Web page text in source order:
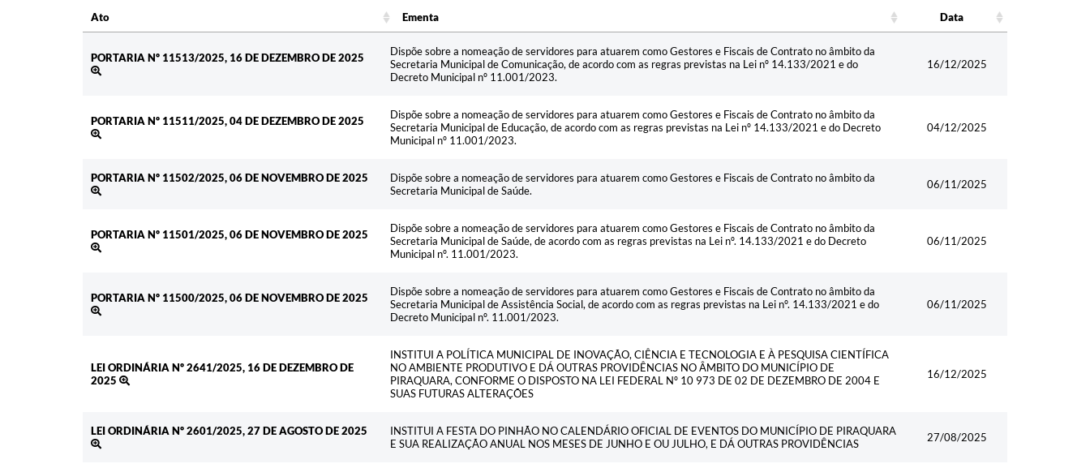
Ato Ementa
Data
PORTARIA Nº 11513/2025, 16 DE DEZEMBRO DE 2025
Dispõe sobre a nomeação de servidores para atuarem como Gestores e Fiscais de Contrato no âmbito da
Secretaria Municipal de Comunicação, de acordo com as regras previstas na Lei nº 14.133/2021 e do
Decreto Municipal nº 11.001/2023.
16/12/2025
PORTARIA Nº 11511/2025, 04 DE DEZEMBRO DE 2025
Dispõe sobre a nomeação de servidores para atuarem como Gestores e Fiscais de Contrato no âmbito da
Secretaria Municipal de Educação, de acordo com as regras previstas na Lei nº 14.133/2021 e do Decreto
Municipal nº 11.001/2023.
04/12/2025
PORTARIA Nº 11502/2025, 06 DE NOVEMBRO DE 2025
Dispõe sobre a nomeação de servidores para atuarem como Gestores e Fiscais de Contrato no âmbito da
Secretaria Municipal de Saúde.
06/11/2025
PORTARIA Nº 11501/2025, 06 DE NOVEMBRO DE 2025
Dispõe sobre a nomeação de servidores para atuarem como Gestores e Fiscais de Contrato no âmbito da
Secretaria Municipal de Saúde, de acordo com as regras previstas na Lei nº. 14.133/2021 e do Decreto
Municipal nº. 11.001/2023.
06/11/2025
PORTARIA Nº 11500/2025, 06 DE NOVEMBRO DE 2025
Dispõe sobre a nomeação de servidores para atuarem como Gestores e Fiscais de Contrato no âmbito da
Secretaria Municipal de Assistência Social, de acordo com as regras previstas na Lei nº. 14.133/2021 e do
Decreto Municipal nº. 11.001/2023.
06/11/2025
LEI ORDINÁRIA Nº 2641/2025, 16 DE DEZEMBRO DE
2025
INSTITUI A POLÍTICA MUNICIPAL DE INOVAÇÃO, CIÊNCIA E TECNOLOGIA E À PESQUISA CIENTÍFICA
NO AMBIENTE PRODUTIVO E DÁ OUTRAS PROVIDÊNCIAS NO ÂMBITO DO MUNICÍPIO DE
PIRAQUARA, CONFORME O DISPOSTO NA LEI FEDERAL Nº 10 973 DE 02 DE DEZEMBRO DE 2004 E
SUAS FUTURAS ALTERAÇÕES
16/12/2025
LEI ORDINÁRIA Nº 2601/2025, 27 DE AGOSTO DE 2025
INSTITUI A FESTA DO PINHÃO NO CALENDÁRIO OFICIAL DE EVENTOS DO MUNICÍPIO DE PIRAQUARA
E SUA REALIZAÇÃO ANUAL NOS MESES DE JUNHO E OU JULHO, E DÁ OUTRAS PROVIDÊNCIAS
27/08/2025